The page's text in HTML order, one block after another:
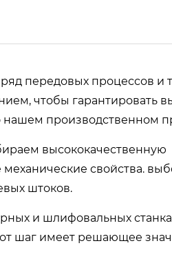
передовых процессов и
чтобы гарантировать
нашем производственном
высококачественную
свойства.
штоков.
и шлифовальных
шаг имеет решающее